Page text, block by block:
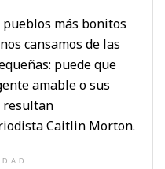
más bonitos
cansamos de las
puede que
amable o sus
resultan
Caitlin Morton.